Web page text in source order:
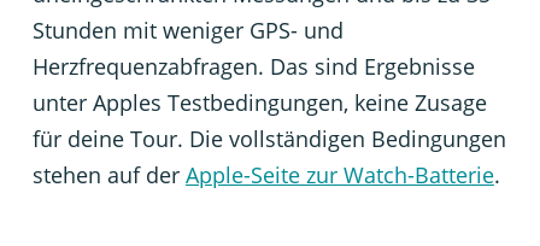
Stunden mit weniger GPS- und
Herzfrequenzabfragen. Das sind Ergebnisse
unter Apples Testbedingungen, keine Zusage
für deine Tour. Die vollständigen Bedingungen
stehen auf der Apple-Seite zur Watch-Batterie.